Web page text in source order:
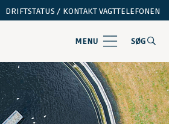
DRIFTSTATUS / KONTAKT VAGTTELEFONEN
MENU SØG